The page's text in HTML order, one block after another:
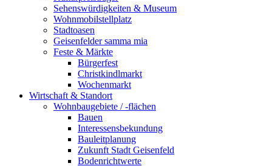
Sehenswürdigkeiten & Museum
Wohnmobilstellplatz
Stadtoasen
Geisenfelder samma mia
Feste & Märkte
Bürgerfest
Christkindlmarkt
Wochenmarkt
Wirtschaft & Standort
Wohnbaugebiete / -flächen
Bauen
Interessensbekundung
Bauleitplanung
Zukunft Stadt Geisenfeld
Bodenrichtwerte